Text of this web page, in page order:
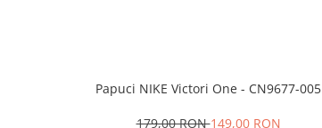
Papuci NIKE Victori One - CN9677-005
179,00 RON149,00 RON